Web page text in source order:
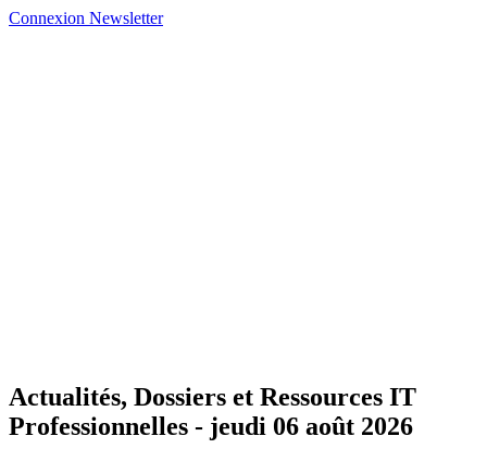
Connexion Newsletter
Actualités, Dossiers et Ressources IT
Professionnelles - jeudi 06 août 2026